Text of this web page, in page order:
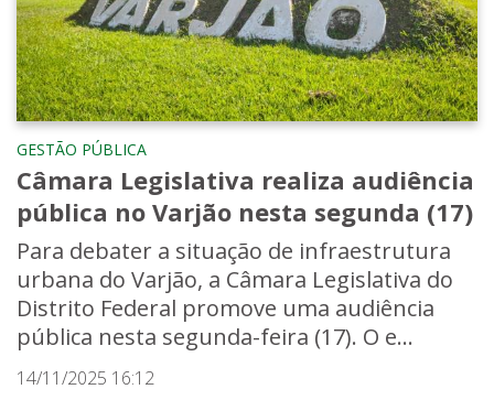
GESTÃO PÚBLICA
Câmara Legislativa realiza audiência
pública no Varjão nesta segunda (17)
Para debater a situação de infraestrutura
urbana do Varjão, a Câmara Legislativa do
Distrito Federal promove uma audiência
pública nesta segunda-feira (17). O e...
14/11/2025 16:12